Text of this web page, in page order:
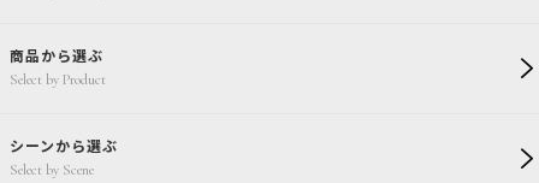
商品から選ぶ
Select by Product
シーンから選ぶ
Select by Scene